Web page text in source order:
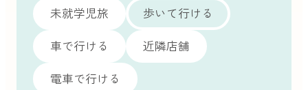
未就学児旅
歩いて行ける
車で行ける
近隣店舗
電車で行ける